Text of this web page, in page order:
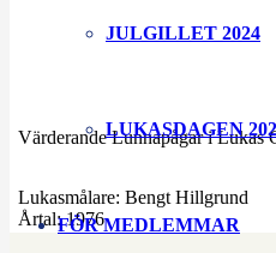
JULGILLET 2024
LUKASDAGEN
FÖR MEDLEMMAR
Värderande Lunnapågar i Lukas
Lukasmålare: Bengt Hillgrund
Årtal:1976